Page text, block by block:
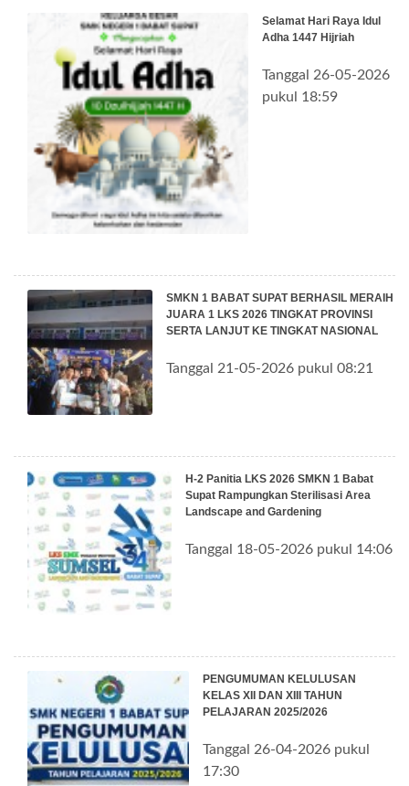
Selamat Hari Raya Idul
Adha 1447 Hijriah
Tanggal 26-05-2026
pukul 18:59
SMKN 1 BABAT SUPAT BERHASIL MERAIH
JUARA 1 LKS 2026 TINGKAT PROVINSI
SERTA LANJUT KE TINGKAT NASIONAL
Tanggal 21-05-2026 pukul 08:21
H-2 Panitia LKS 2026 SMKN 1 Babat
Supat Rampungkan Sterilisasi Area
Landscape and Gardening
Tanggal 18-05-2026 pukul 14:06
PENGUMUMAN KELULUSAN
KELAS XII DAN XIII TAHUN
PELAJARAN 2025/2026
Tanggal 26-04-2026 pukul
17:30